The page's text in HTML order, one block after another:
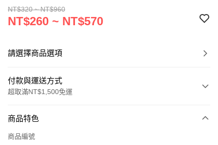
NT$320 ~ NT$960
NT$260 ~ NT$570
請選擇商品選項
付款與運送方式
超取滿NT$1,500免運
信用卡一次付款
超商取貨付款
商品特色
商品編號